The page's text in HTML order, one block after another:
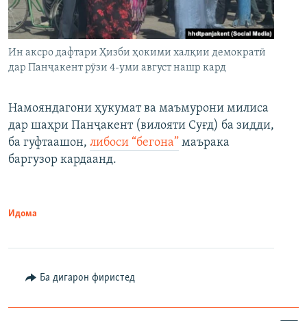
Ин аксро дафтари Ҳизби ҳокими халқии демократӣ
дар Панҷакент рӯзи 4-уми август нашр кард
Намояндагони ҳукумат ва маъмурони милиса
дар шаҳри Панҷакент (вилояти Суғд) ба зидди,
ба гуфтаашон, либоси “бегона” маърака
баргузор кардаанд.
Идома
Ба дигарон фиристед